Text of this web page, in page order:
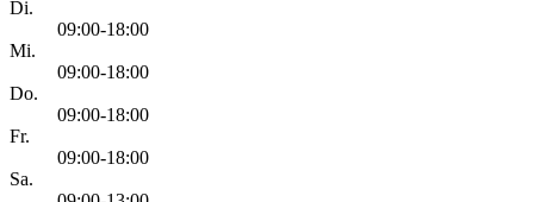
Di.
09:00-18:00
Mi.
09:00-18:00
Do.
09:00-18:00
Fr.
09:00-18:00
Sa.